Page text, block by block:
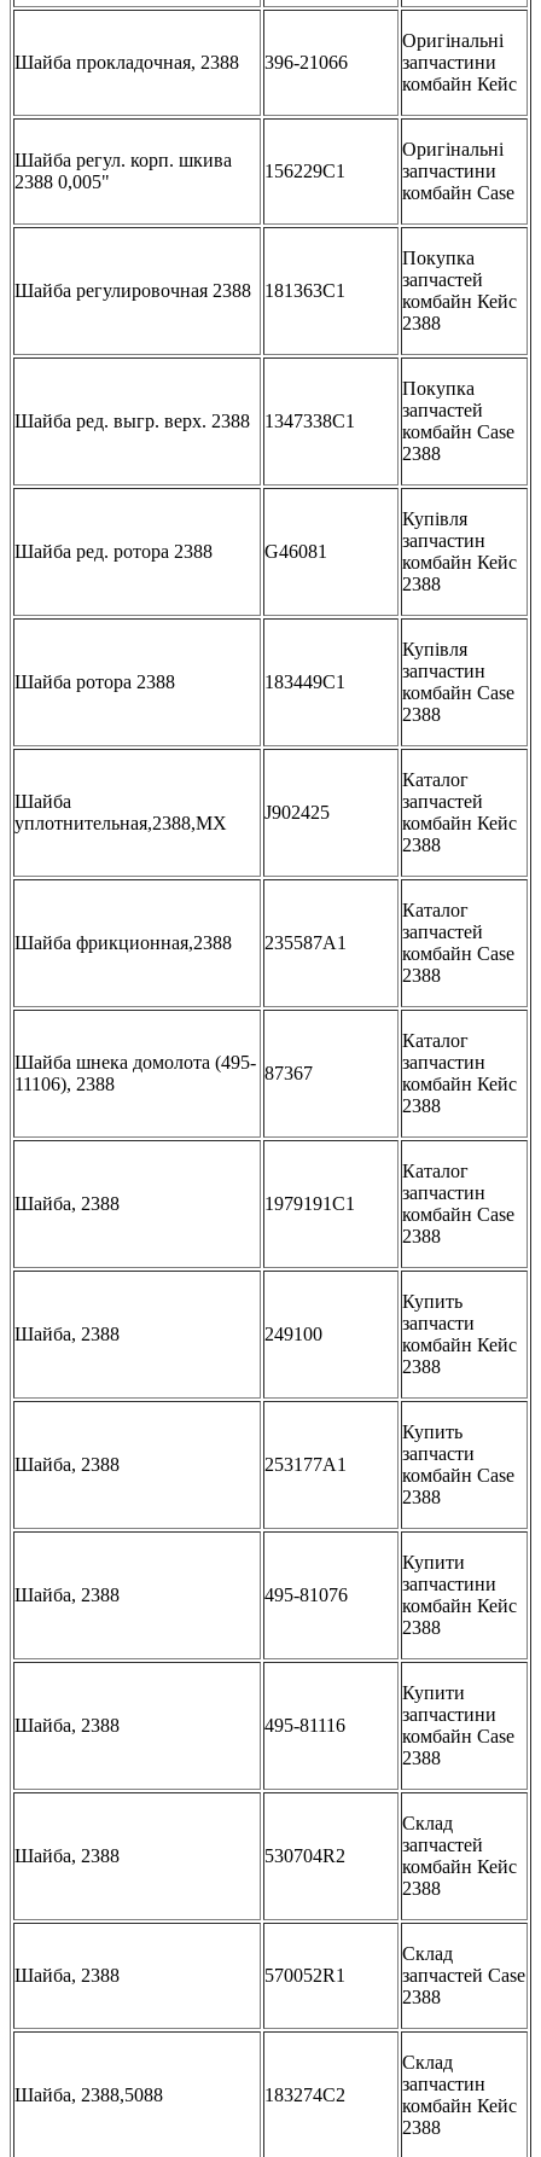
Шайба прокладочная, 2388 396-21066
Оригінальні
запчастини
комбайн Кейс
Шайба регул. корп. шкива
2388 0,005"
156229C1
Оригінальні
запчастини
комбайн Case
Шайба регулировочная 2388 181363C1
Покупка
запчастей
комбайн Кейс
2388
Шайба ред. выгр. верх. 2388 1347338C1
Покупка
запчастей
комбайн Case
2388
Шайба ред. ротора 2388 G46081
Купівля
запчастин
комбайн Кейс
2388
Шайба ротора 2388 183449C1
Купівля
запчастин
комбайн Case
2388
Шайба
уплотнительная,2388,MX
J902425
Каталог
запчастей
комбайн Кейс
2388
Шайба фрикционная,2388 235587A1
Каталог
запчастей
комбайн Case
2388
Шайба шнека домолота (495-
11106), 2388
87367
Каталог
запчастин
комбайн Кейс
2388
Шайба, 2388 1979191C1
Каталог
запчастин
комбайн Case
2388
Шайба, 2388 249100
Купить
запчасти
комбайн Кейс
2388
Шайба, 2388 253177A1
Купить
запчасти
комбайн Case
2388
Шайба, 2388 495-81076
Купити
запчастини
комбайн Кейс
2388
Шайба, 2388 495-81116
Купити
запчастини
комбайн Case
2388
Шайба, 2388 530704R2
Склад
запчастей
комбайн Кейс
2388
Шайба, 2388 570052R1
Склад
запчастей Case
2388
Шайба, 2388,5088 183274C2
Склад
запчастин
комбайн Кейс
2388